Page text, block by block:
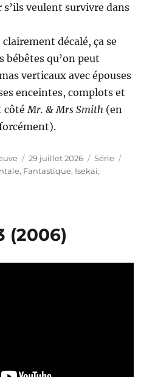
veulent survivre dans
clairement décalé, ça se
bébêtes qu’on peut
verticaux avec épouses
enceintes, complots et
côté Mr. & Mrs Smith (en
Publié
le
29 juillet 2026 Catégories
Série
, Fantastique, Isekai,
(2006)